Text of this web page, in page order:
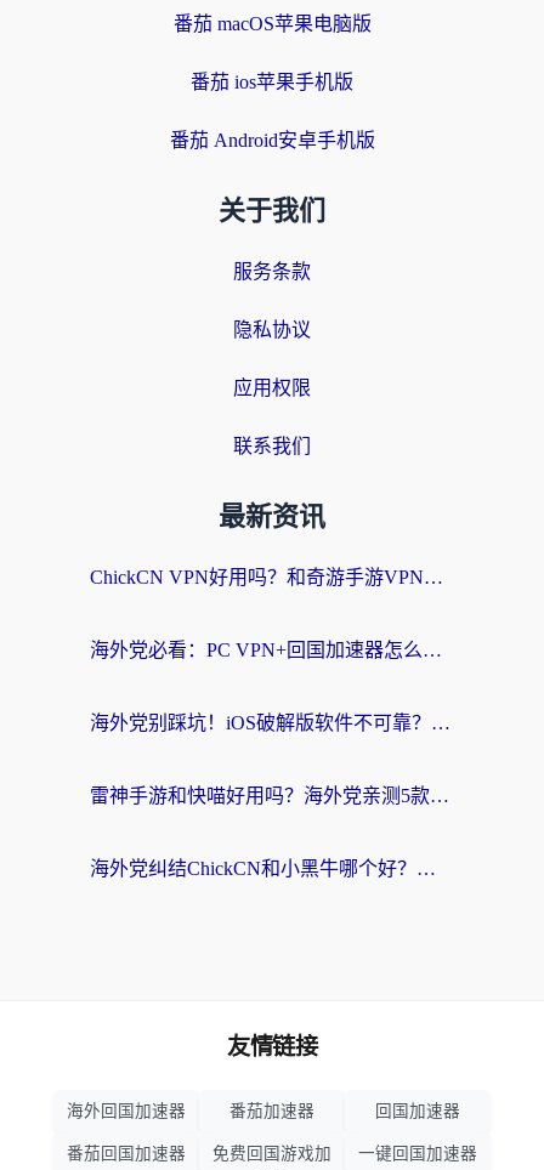
番茄 macOS苹果电脑版
番茄 ios苹果手机版
番茄 Android安卓手机版
关于我们
服务条款
隐私协议
应用权限
联系我们
最新资讯
ChickCN VPN好用吗？和奇游手游VPN对比哪个回国效果更好？海外党亲测实用指南
海外党必看：PC VPN+回国加速器怎么选？无缝访问国内资源全攻略
海外党别踩坑！iOS破解版软件不可靠？教你选对回国加速器无缝看国内资源
雷神手游和快喵好用吗？海外党亲测5款回国加速器，附斧牛Bling对比+微信视频号解决办法
海外党纠结ChickCN和小黑牛哪个好？一篇帮你选对回国加速器的实用指南
友情链接
海外回国加速器 番茄加速器 回国加速器
番茄回国加速器
免费回国游戏加
一键回国加速器